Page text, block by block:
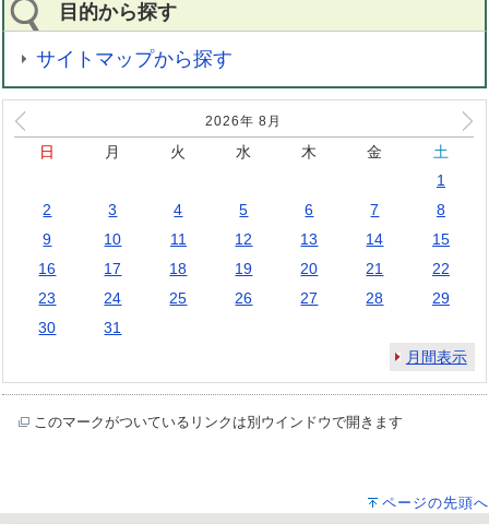
目的から探す
サイトマップから探す
2026年 8 月
日 月 火 水 木 金
土
1
2
3 4 5 6 7
8
9
10 11 12 13 14
15
16
17 18 19 20 21
22
23
24 25 26 27 28
29
30
31
月間表示
このマークがついているリンクは別ウインドウで開きます
ページの先頭へ